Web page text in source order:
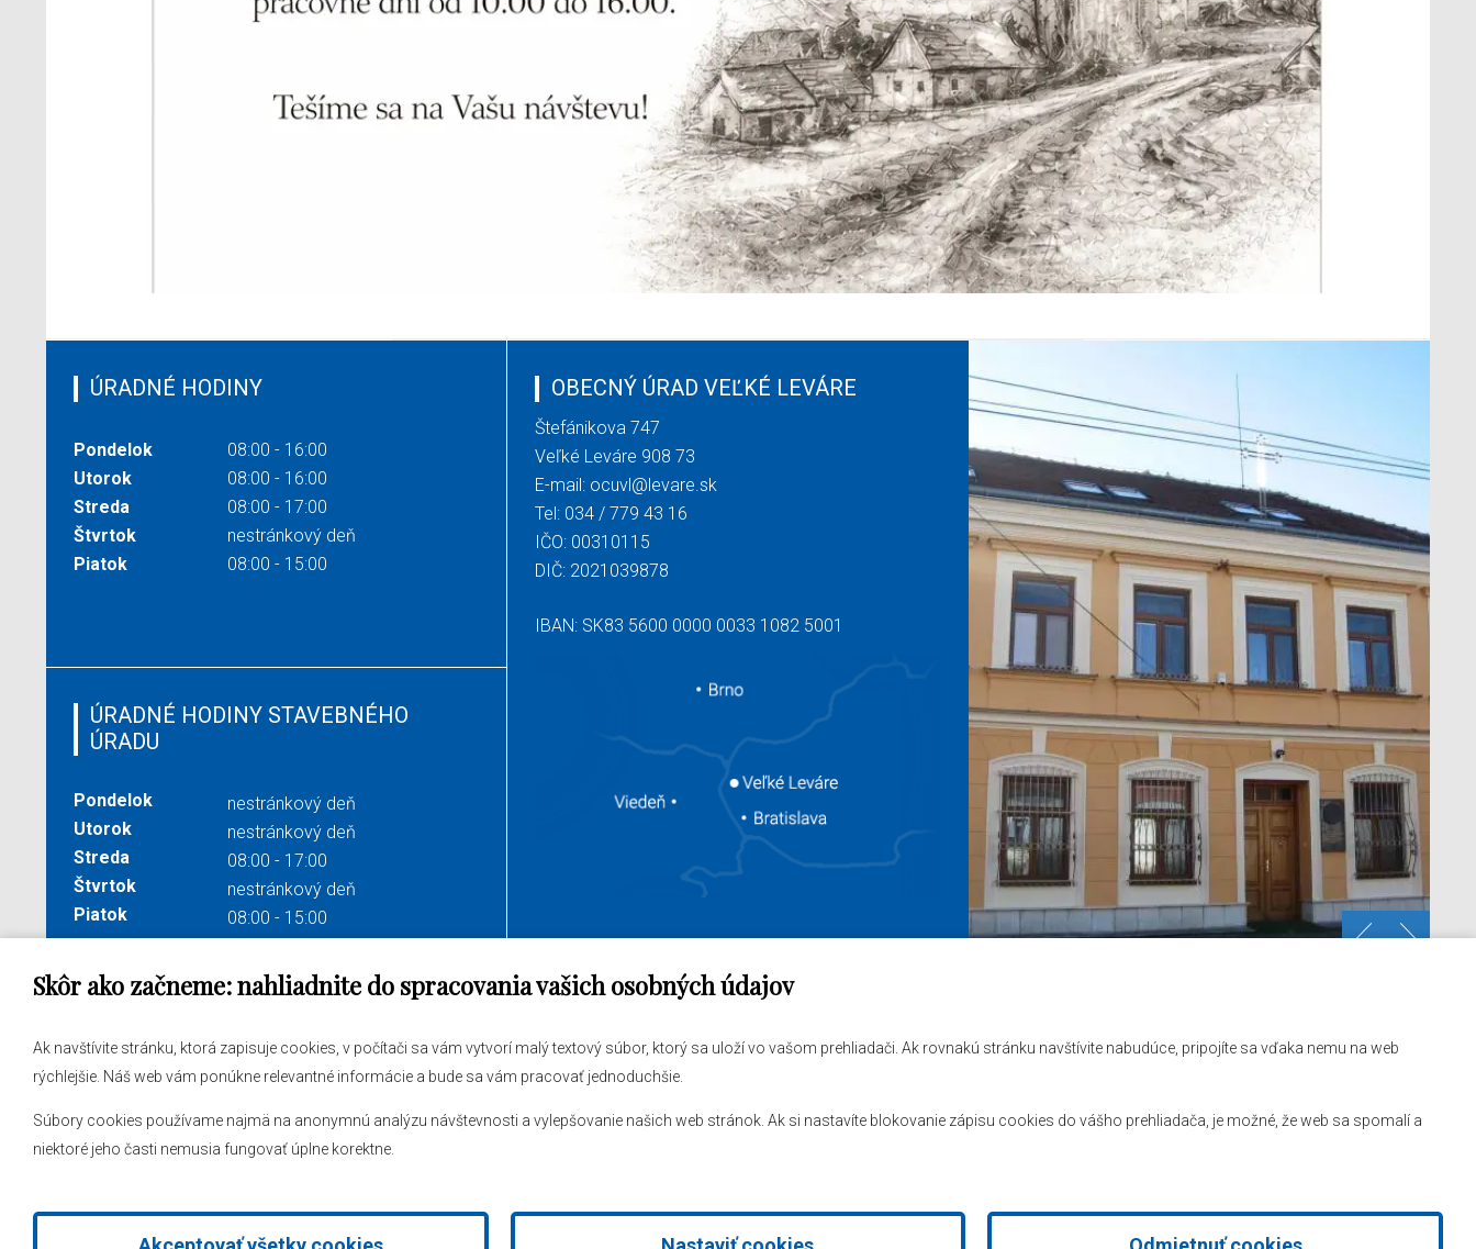
Skôr ako začneme: nahliadnite do spracovania vašich osobných údajov
Ak navštívite stránku, ktorá zapisuje cookies, v počítači sa vám vytvorí malý textový súbor, ktorý sa uloží vo vašom prehliadači. Ak rovnakú stránku navštívite nabudúce, pripojíte sa vďaka nemu na web
rýchlejšie. Náš web vám ponúkne relevantné informácie a bude sa vám pracovať jednoduchšie.
Súbory cookies používame najmä na anonymnú analýzu návštevnosti a vylepšovanie našich web stránok. Ak si nastavíte blokovanie zápisu cookies do vášho prehliadača, je možné, že web sa spomalí a
niektoré jeho časti nemusia fungovať úplne korektne.
ÚRADNÉ HODINY
Pondelok
08:00 - 16:00
Utorok
08:00 - 16:00
Streda
08:00 - 17:00
Štvrtok
nestránkový deň
Piatok
08:00 - 15:00
ÚRADNÉ HODINY STAVEBNÉHO
ÚRADU
Pondelok
nestránkový deň
Utorok
nestránkový deň
Streda
08:00 - 17:00
Štvrtok
nestránkový deň
Piatok
08:00 - 15:00
OBECNÝ ÚRAD VEĽKÉ LEVÁRE
Štefánikova 747
Veľké Leváre 908 73
E-mail: ocuvl@levare.sk
Tel: 034 / 779 43 16
IČO: 00310115
DIČ: 2021039878
IBAN: SK83 5600 0000 0033 1082 5001
Informácie:ocuvl@levare.sk
Vyhlásenie o prístupnosti
Samospráva
Obecný úrad Hlásenia obecného rozhlasu Facebook
2026 © Obec Veľké Leváre|Tvorba web stránok AlejTech, spol. s r.o.